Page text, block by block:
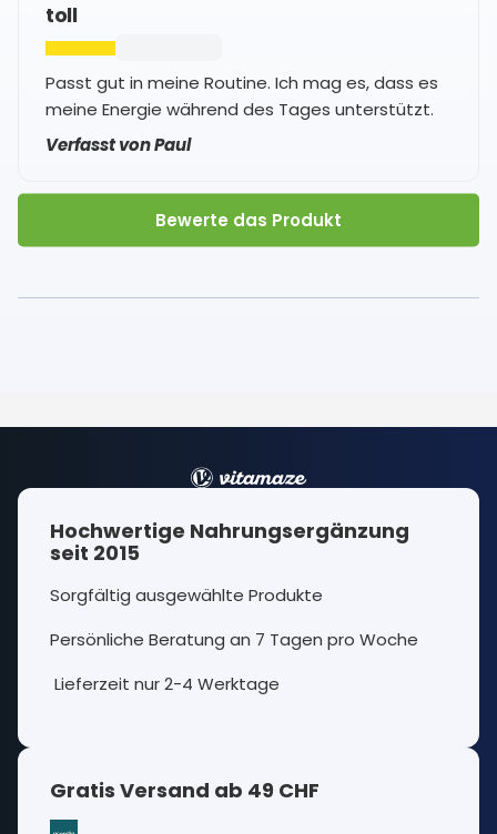
toll
Passt gut in meine Routine. Ich mag es, dass es
meine Energie während des Tages unterstützt.
Verfasst von Paul
Bewerte das Produkt
Hochwertige Nahrungsergänzung
seit 2015
Sorgfältig ausgewählte Produkte
Persönliche Beratung an 7 Tagen pro Woche
Lieferzeit nur 2-4 Werktage
Gratis Versand ab 49 CHF